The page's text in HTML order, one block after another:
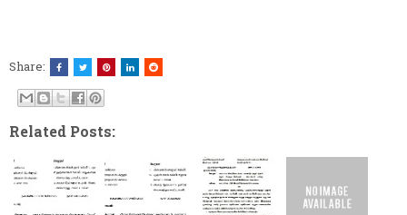
Share:
Related Posts: